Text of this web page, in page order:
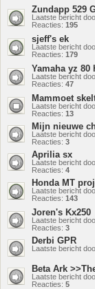
Zundapp 529
Laatste bericht
Reacties: 195
sjeff's ek
Laatste bericht
Reacties: 179
Yamaha yz 80
Laatste bericht
Reacties: 47
Mammoet
Laatste bericht
Reacties: 13
Mijn nieuwe
Laatste bericht
Reacties: 3
Aprilia sx
Laatste bericht
Reacties: 4
Honda MT
Laatste bericht
Reacties: 143
Joren's Kx250
Laatste bericht
Reacties: 3
Derbi GPR
Laatste bericht
Beta Ark
Laatste bericht
Reacties: 5